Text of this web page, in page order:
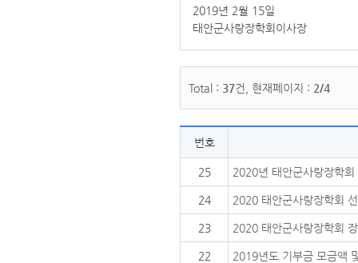
2019년 2월 15일
태안군사랑장학회이사장
Total : 37건, 현재페이지 : 2/4
번호
25 2020년 태안군사랑장학
24 2020 태안군사랑장학회
23 2020 태안군사랑장학회
22 2019년도 기부금 모금액